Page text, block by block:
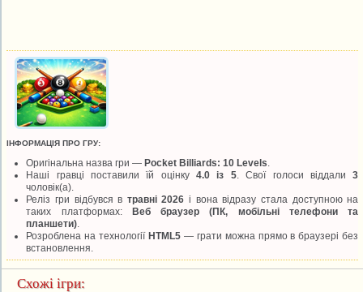
ІНФОРМАЦІЯ ПРО ГРУ:
Оригінальна назва гри —Pocket Billiards: 10 Levels
Наші гравці поставили їй оцінку4.0 із 5. Свої голоси віддали3
чоловік(а).
Реліз гри відбувся в травні 2026 і вона відразу стала доступною на
таких платформах: Веб браузер (ПК, мобільні телефони та
планшети)
Розроблена на технології HTML5— грати можна прямо в браузері без
встановлення.
Схожі ігри: